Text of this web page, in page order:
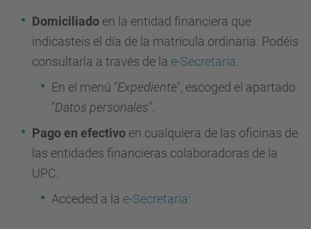
Domiciliado en la entidad financiera que
indicasteis el día de la matrícula ordinaria. Podéis
consultarla a través de la e-Secretaria
En el menú "Expediente", escoged el apartado
"Datos personales".
Pago en efectivo en cualquiera de las oficinas de
las entidades financieras colaboradoras de la
UPC.
Acceded a la e-Secretaria: